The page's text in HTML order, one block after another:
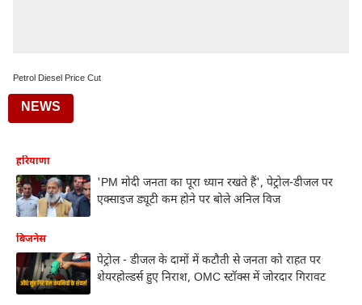
Petrol Diesel Price Cut
NEWS
हरियाणा
'PM मोदी जनता का पूरा ध्यान रखते हैं', पेट्रोल-डीजल पर
एक्साइज ड्यूटी कम होने पर बोले अनिल विज
बिजनेस
पेट्रोल - डीजल के दामों में कटौती से जनता को राहत पर
शेयरहोल्डर्स हुए निराश, OMC स्टॉक्स में जोरदार गिरावट